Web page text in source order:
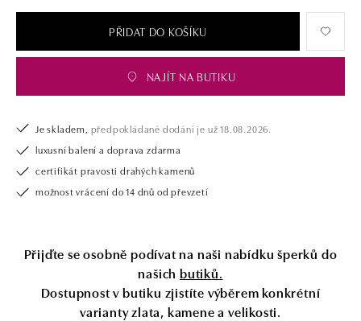
PŘIDAT DO KOŠÍKU
NAJÍT NA BUTIKU
Je skladem, předpokládané dodání je už 18.08.2026.
luxusní balení a doprava zdarma
certifikát pravosti drahých kamenů
možnost vrácení do 14 dnů od převzetí
Přijďte se osobně podívat na naši nabídku šperků do
našich butiků.
Dostupnost v butiku zjistíte výběrem konkrétní
varianty zlata, kamene a velikosti.